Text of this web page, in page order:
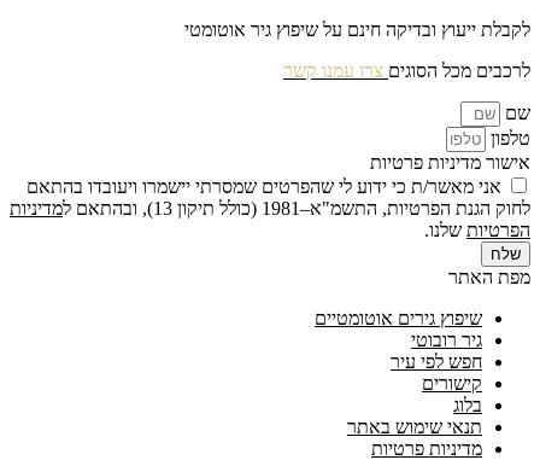
לקבלת ייעוץ ובדיקה חינם על שיפוץ גיר אוטומטי
לרכבים מכל הסוגים צרו עמנו קשר
שם
טלפון
אישור מדיניות פרטיות
אני מאשר/ת כי ידוע לי שהפרטים שמסרתי יישמרו ויעובדו בהתאם
לחוק הגנת הפרטיות, התשמ"א–1981 (כולל תיקון 13), ובהתאם ל
מדיניות
הפרטיות שלנו.
שלח
מפת האתר
שיפוץ גירים אוטומטיים
גיר רובוטי
חפש לפי עיר
קישורים
בלוג
תנאי שימוש באתר
מדיניות פרטיות